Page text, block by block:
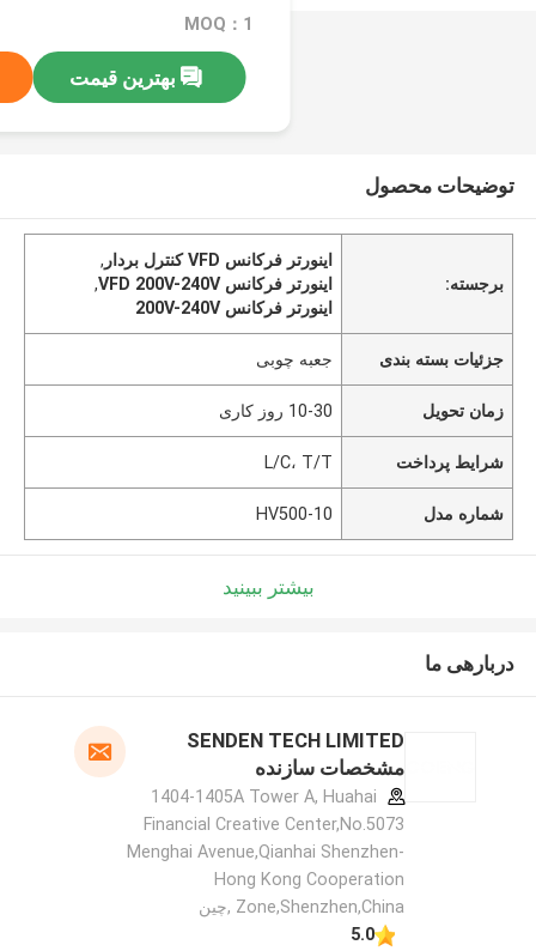
MOQ：1
بهترین قیمت
توضیحات محصول
برجسته:
اینورتر فرکانس VFD کنترل بردار
,
اینورتر فرکانس VFD 200V-240V
,
اینورتر فرکانس 200V-240V
جزئیات بسته بندی جعبه چوبی
زمان تحویل 10-30 روز کاری
شرایط پرداخت L/C، T/T
شماره مدل HV500-10
بیشتر ببینید
دربارهی ما
SENDEN TECH LIMITED
مشخصات سازنده
1404-1405A Tower A, Huahai
Financial Creative Center,No.5073
Menghai Avenue,Qianhai Shenzhen-
Hong Kong Cooperation
Zone,Shenzhen,China ,چین
5.0